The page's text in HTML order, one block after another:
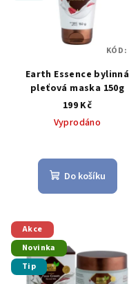
Earth Essence bylinná
pleťová maska 150g
199 Kč
Vyprodáno
hodnocení
produktu
Do košíku
KÓD:
Akce
Novinka
Tip